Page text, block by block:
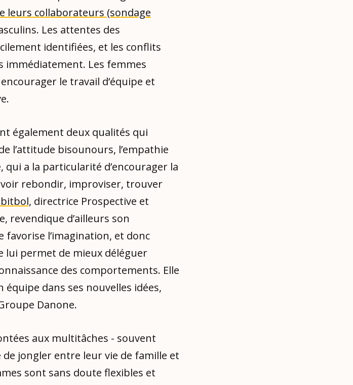
leurs collaborateurs (sondage
Les attentes des
identifiées, et les conflits
immédiatement. Les femmes
le travail d’équipe et
également deux qualités qui
l’attitude bisounours, l’empathie
a la particularité d’encourager la
rebondir, improviser, trouver
directrice Prospective et
revendique d’ailleurs son
favorise l’imagination, et donc
lui permet de mieux déléguer
des comportements. Elle
dans ses nouvelles idées,
Danone.
aux multitâches - souvent
de jongler entre leur vie de famille et
sont sans doute flexibles et